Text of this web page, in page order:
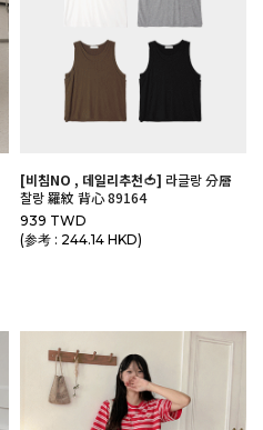
[비침NO , 데일리추천🍅] 라글랑 分層
찰랑 羅紋 背心 89164
939 TWD
(参考 : 244.14 HKD)